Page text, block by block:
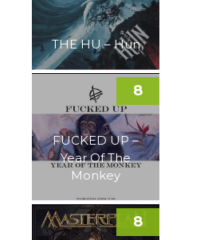
THE HU – Hun
FUCKED UP –
Year Of The
Monkey
8
8